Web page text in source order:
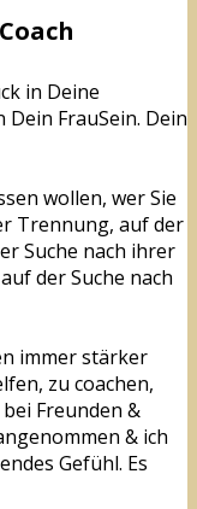
in Deine
Dein FrauSein. Dein
wollen, wer Sie
Trennung, auf der
Suche nach ihrer
der Suche nach
immer stärker
zu coachen,
Freunden &
& ich
Gefühl. Es